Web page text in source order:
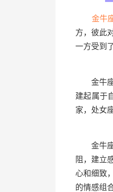
金牛
方，彼此
一方受到
金牛座
建起属于
家，处女
金牛座
阻，建立
心和细致
的情感组